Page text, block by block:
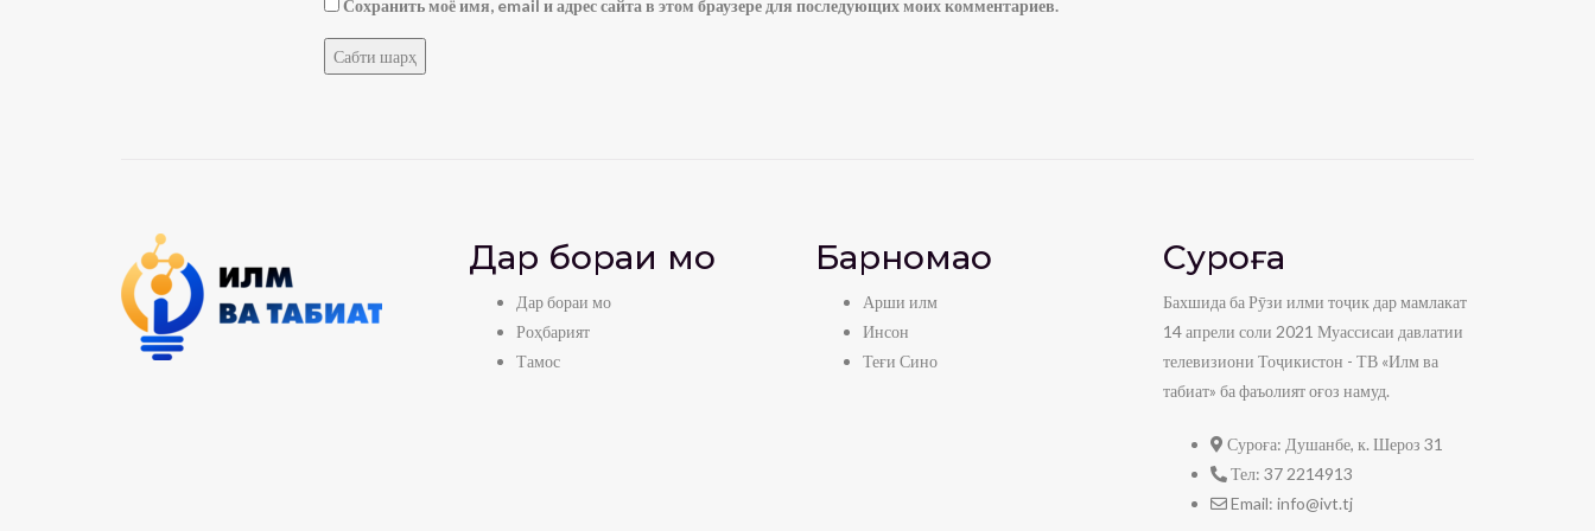
Сохранить моё имя, email и адрес сайта в этом браузере для последующих моих комментариев.
Дар бораи мо
Дар бораи мо
Роҳбарият
Тамос
Барномаҳо
Арши илм
Инсон
Теғи Сино
Суроға
Бахшида ба Рӯзи илми тоҷик дар мамлакат
14 апрели соли 2021 Муассисаи давлатии
телевизиони Тоҷикистон - ТВ «Илм ва
табиат» ба фаъолият оғоз намуд.
Суроға: Душанбе, к. Шероз 31
Тел: 37 2214913
Email: info@ivt.tj